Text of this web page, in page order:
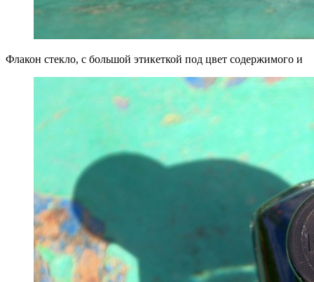
Флакон стекло, с большой этикеткой под цвет содержимого и